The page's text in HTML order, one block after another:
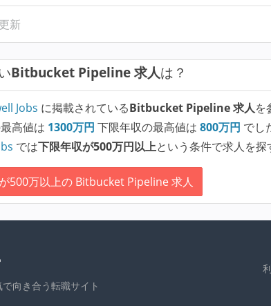
新
Bitbucket Pipeline 求人は？
Jobs に掲載されているBitbucket Pipeline 求人を
高値は 1300万円 下限年収の最高値は 800万円 でし
では下限年収が500万円以上という条件で求人を探
500万以上の Bitbucket Pipeline 求人
向き合う転職サイト